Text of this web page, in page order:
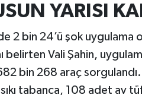
YARISI
2 bin 24’ü şok
belirten Vali Şahin,
bin 268 araç
tabanca, 108 adet av